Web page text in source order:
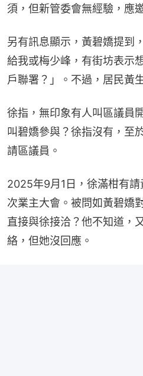
須，但新管委會無經驗，應
另有訊息顯示，黃碧嬌提到
給我或梅少峰，有街坊表示
戶聯署？」。不過，居民黃
徐指，無印象有人叫區議員
叫碧嬌參與？徐指沒有，至
請區議員。
2025年9月1日，徐滿柑有
次業主大會。被問如黃碧嬌
直接與徐接洽？他不知道，
絡，但她沒回應。